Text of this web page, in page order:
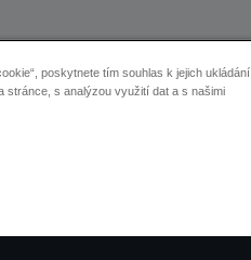
poskytnete tím souhlas k jejich ukládání
stránce, s analýzou využití dat a s našimi